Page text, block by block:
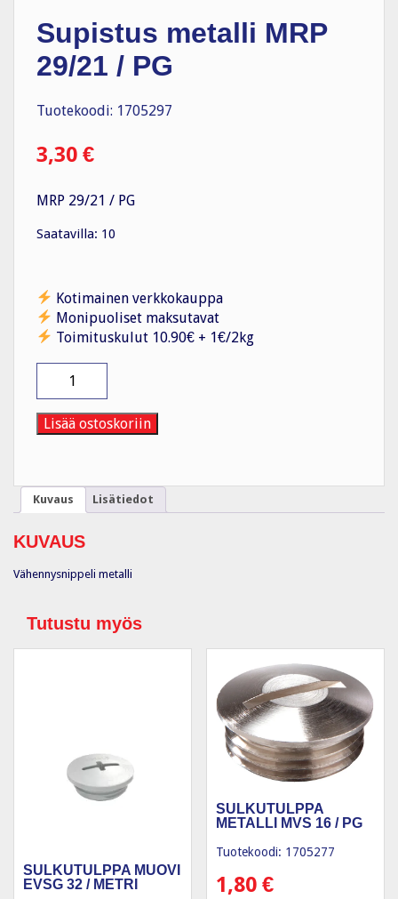
Supistus metalli MRP
29/21 / PG
Tuotekoodi: 1705297
3,30 €
MRP 29/21 / PG
Saatavilla: 10
Kotimainen verkkokauppa
Monipuoliset maksutavat
Toimituskulut 10.90€ + 1€/2kg
metalli
MRP
29/21
/
Lisää ostoskoriin
Kuvaus Lisätiedot
KUVAUS
Vähennysnippeli metalli
Tutustu myös
SULKUTULPPA MUOVI
EVSG 32 / METRI
SULKUTULPPA
METALLI MVS 16 / PG
Tuotekoodi: 1705277
1,80€